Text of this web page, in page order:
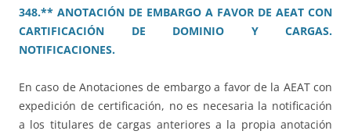
348.** ANOTACIÓN DE EMBARGO A FAVOR DE AEAT CON
CARTIFICACIÓN DE DOMINIO Y CARGAS.
NOTIFICACIONES.
En caso de Anotaciones de embargo a favor de la AEAT con
expedición de certificación, no es necesaria la notificación
a los titulares de cargas anteriores a la propia anotación